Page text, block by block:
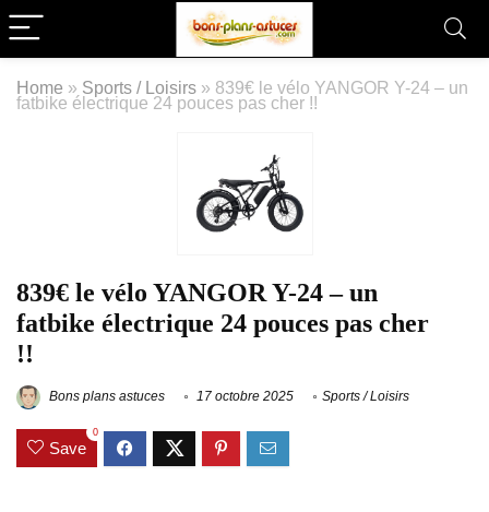
Home » Sports / Loisirs » 839€ le vélo YANGOR Y-24 – un
fatbike électrique 24 pouces pas cher !!
839€ le vélo YANGOR Y-24 – un
fatbike électrique 24 pouces pas cher
!!
Bons plans astuces 17 octobre 2025 Sports / Loisirs
Save
0